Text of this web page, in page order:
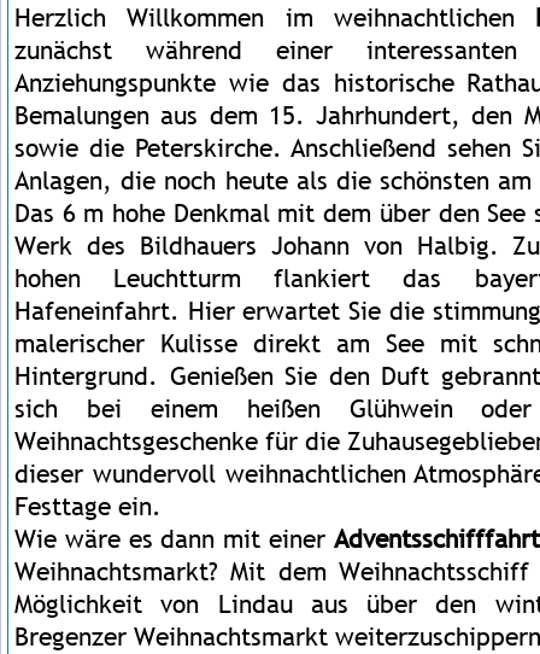
Herzlich Willkommen im weihnachtlichen
zunächst während einer
Anziehungspunkte wie das historische
Bemalungen aus dem 15. Jahrhundert, den
sowie die Peterskirche. Anschließend sehen
Anlagen, die noch heute als die schönsten
Das 6 m hohe Denkmal mit dem über den
Werk des Bildhauers Johann von Halbig.
hohen Leuchtturm flankiert das
Hafeneinfahrt. Hier erwartet Sie die
malerischer Kulisse direkt am See mit
Hintergrund. Genießen Sie den Duft
sich bei einem heißen Glühwein
Weihnachtsgeschenke für die
dieser wundervoll weihnachtlichen
Festtage ein.
Wie wäre es dann mit einer
Weihnachtsmarkt? Mit dem
Möglichkeit von Lindau aus über den
Bregenzer Weihnachtsmarkt